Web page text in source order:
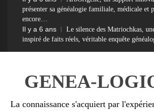
présenter sa généalogie familiale, médicale et
encore…
Il y a 6 ans
Le silence des Matriochkas,
inspiré de faits réels, véritable enquête
GENEA-
La connaissance s'acquiert par